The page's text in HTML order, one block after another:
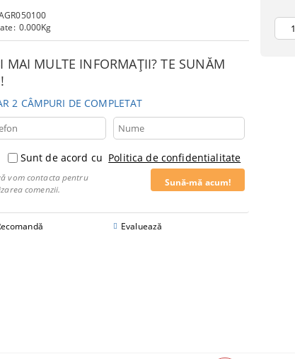
0.000Kg
MAI MULTE INFORMAȚII? TE SUNĂM
2 CÂMPURI DE COMPLETAT
Sunt de acord cu Politica de confidentialitate
vom contacta pentru
comenzii.
Evaluează